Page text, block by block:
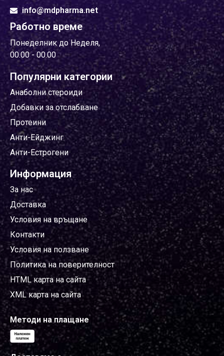
info@mdpharma.net
Работно време
Понеделник до Неделя,
00.00 - 00.00
Популярни категории
Анаболни стероиди
Добавки за отслабване
Протеини
Анти-Ейджинг
Анти-Естрогени
Информация
За нас
Доставка
Условия на връщане
Контакти
Условия на ползване
Политика на поверителност
HTML карта на сайта
XML карта на сайта
Методи на плащане